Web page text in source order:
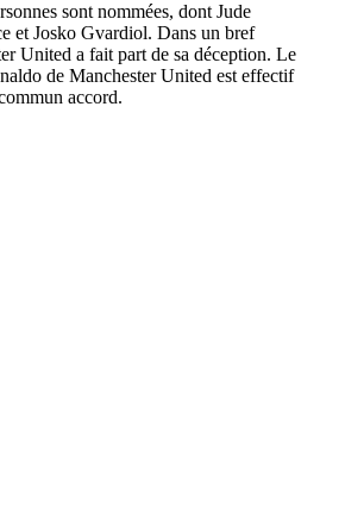
sont nommées, dont Jude
et Josko Gvardiol. Dans un bref
United a fait part de sa déception. Le
de Manchester United est effectif
accord.